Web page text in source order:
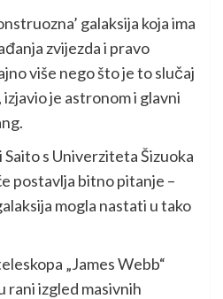
galaksija koja ima
zvijezda i pravo
više nego što je to slučaj
izjavio je astronom i glavni
s Univerziteta Šizuoka
postavlja bitno pitanje –
mogla nastati u tako
„James Webb“
izgled masivnih